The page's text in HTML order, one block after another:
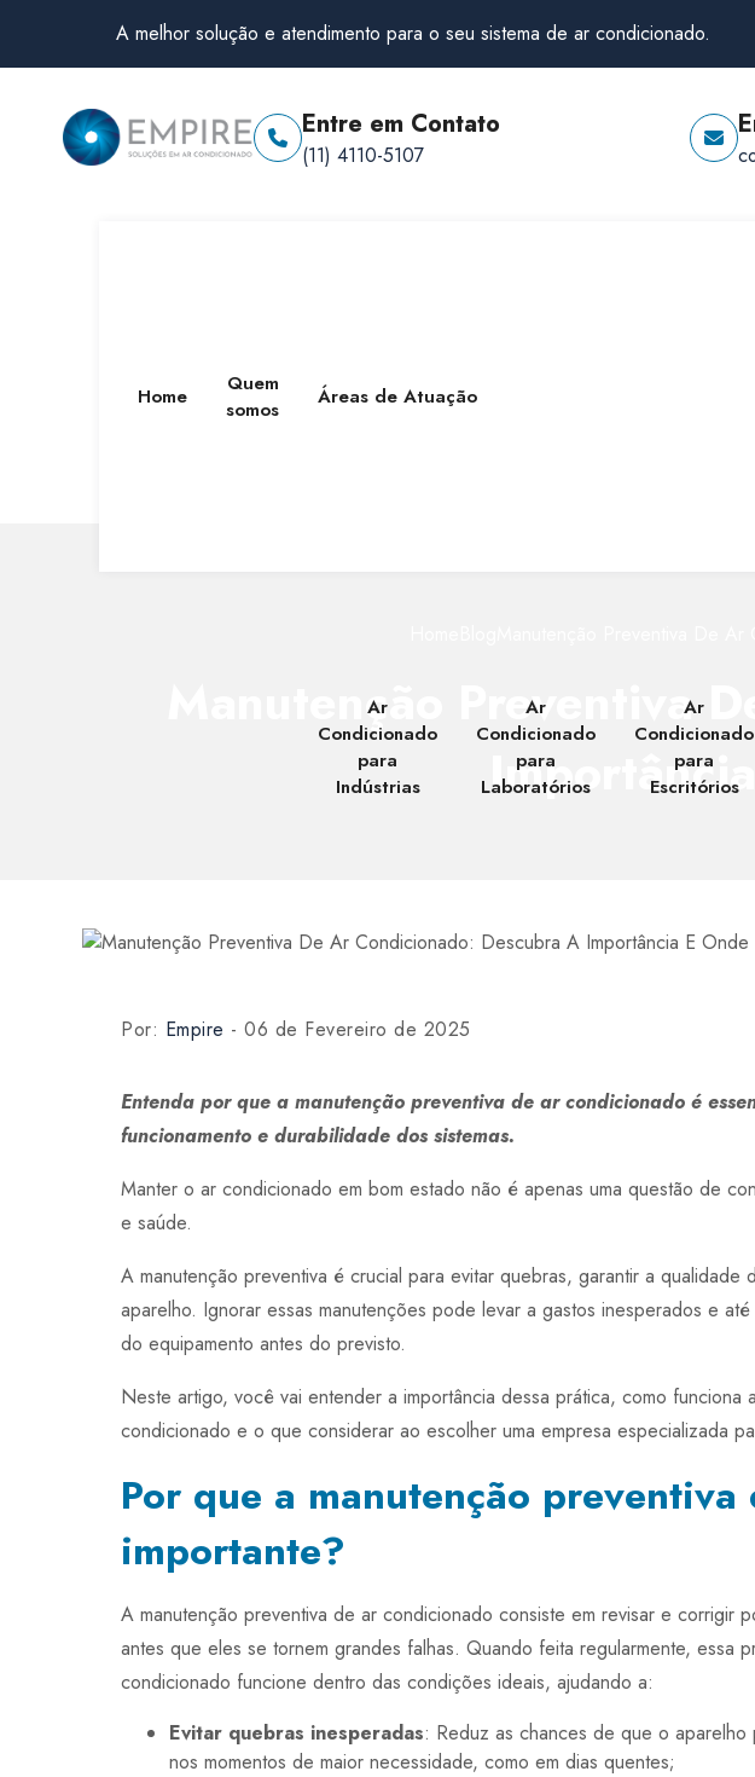
A melhor solução e atendimento para o seu sistema de ar condicionado.
Entre em Contato
(11) 4110-5107
Home
Quem
somos
Áreas de Atuação
Ar
Condicionado
para
Indústrias
Ar
Condicionado
para
Laboratórios
Ar
Condicionado
para
Escritórios
Manutenção Preventiva
Por: Empire - 06 de Fevereiro de 2025
Entenda por que a manutenção preventiva de ar condicionado é
funcionamento e durabilidade dos sistemas.
Manter o ar condicionado em bom estado não é apenas uma questão de
e saúde.
A manutenção preventiva é crucial para evitar quebras, garantir a
aparelho. Ignorar essas manutenções pode levar a gastos inesperados e
do equipamento antes do previsto.
Neste artigo, você vai entender a importância dessa prática, como funciona
condicionado e o que considerar ao escolher uma empresa especializada
Por que a manutenção preventiva
importante?
A manutenção preventiva de ar condicionado consiste em revisar e corrigir
antes que eles se tornem grandes falhas. Quando feita regularmente, essa
condicionado funcione dentro das condições ideais, ajudando a:
Evitar quebras inesperadas: Reduz as chances de que o
nos momentos de maior necessidade, como em dias quentes;